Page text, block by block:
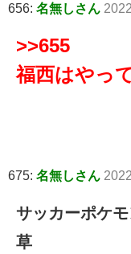
656: 名無しさん
>>655
福西はやっ
675: 名無しさん
サッカーポケ
草